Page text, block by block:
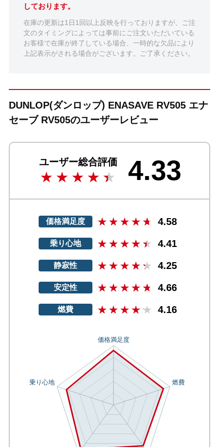
しております。
在庫の更新は1日1回以上反映を行っておりますが、ご注
文のタイミングによっては事前にご注文いただいている
お客様で在庫が終了している場合、一時的な欠品により
上記表示がされる場合がございます。ご了承ください。
DUNLOP(ダンロップ) ENASAVE RV505 エナ
セーブ RV505のユーザーレビュー
ユーザー総合評価 4.33
価格満足度 4.58
乗り心地 4.41
静寂性 4.25
安定性 4.66
燃費 4.16